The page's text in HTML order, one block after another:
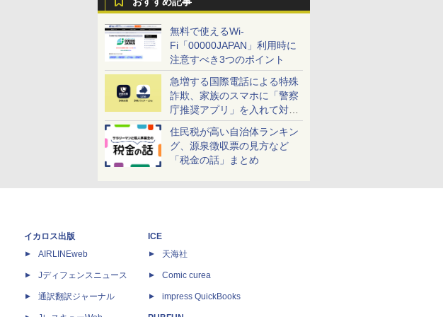
無料で使えるWi-
Fi「00000JAPAN」利用時に
注意すべき3つのポイント
急増する国際電話による特殊
詐欺、家族のスマホに「警察
庁推奨アプリ」を入れて対策
しよう！
住民税が高い自治体ランキン
グ、源泉徴収票の見方など
「税金の話」まとめ
イカロス出版
AIRLINEweb
Jディフェンスニュース
通訳翻訳ジャーナル
ICE
天海社
Comic curea
impress QuickBooks